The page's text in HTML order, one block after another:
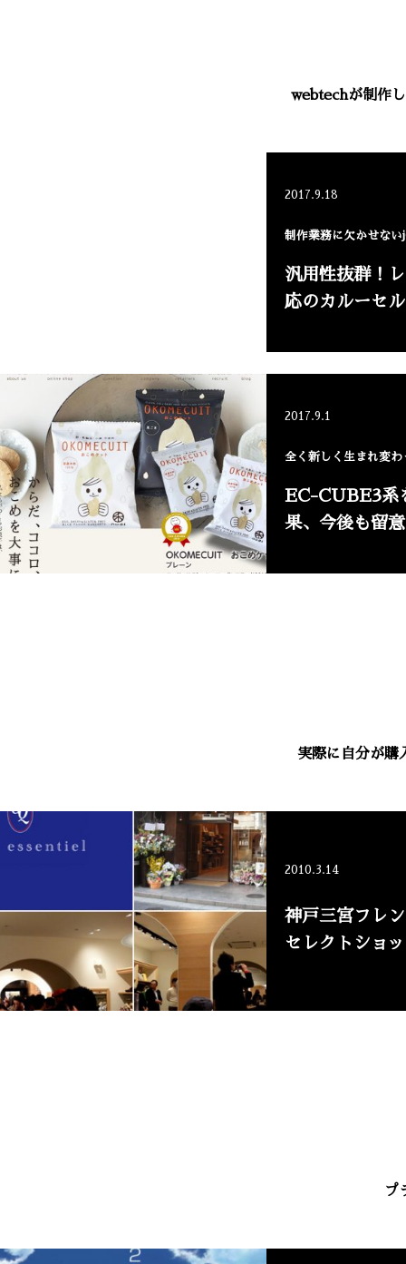
webtechが制作
2017.9.18
制作業務に欠かせな
汎用性抜群！
応のカルーセ
2017.9.1
全く新しく生まれ変
EC-CUBE3系
果、今後も留
実際に自分が購
2010.3.14
神戸三宮フレ
セレクトショ
プ